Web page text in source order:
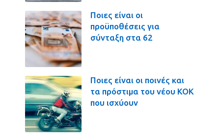
Ποιες είναι οι
προϋποθέσεις για
σύνταξη στα 62
Ποιες είναι οι ποινές και
τα πρόστιμα του νέου ΚΟΚ
που ισχύουν